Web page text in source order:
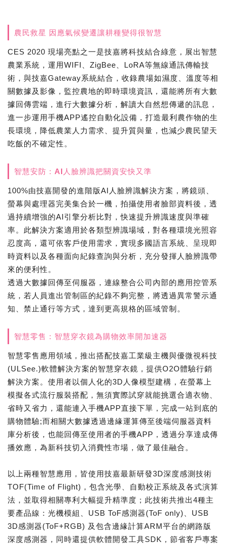
農民救星 因應氣候變遷讓耕種變得很智慧
CES 2020 現場亮點之一是技嘉將科技結合綠意，展出智慧
農業系統，運用WIFI、ZigBee、LoRA等無線通訊傳輸技
術，與技嘉Gateway系統結合，收錄農場如濕度、溫度等相
關數據及影像，監控農地的即時環境資訊，還能將所有大數
據回傳雲端，進行大數據分析，解讀大自然想傳遞的訊息，
進一步運用手機APP遙控自動化設備，打造最利農作物的生
長環境，降低農業人力需求、提升質與量，也減少農民望天
吃飯的不確定性。
智慧安防：AI人臉辨識把關資安快又準
100%由技嘉開發的進階版AI人臉辨識解決方案，將鏡頭、
螢幕與處理器完美集合於一機，拍攝使用者臉部資料後，透
過持續增強的AI引擎分析比對，快速提升辨識速度與準確
率。此解決方案適用於各類型辨識場域，對各種環境光照容
忍度高，還可依客戶使用需求，實現多國語言系統、呈現即
時資料以及各種面向紀錄查詢與分析，充分發揮人臉辨識帶
來的便利性。
透過大數據回傳至伺服器，連線整合公司內部的應用控管系
統，若人員進出管制區的紀錄不夠完整，將透過異常警示通
知、禁止通行等方式，達到更高規格的區域管制。
智慧零售：智慧穿衣鏡為購物效率開加速器
智慧零售應用領域，推出搭配技嘉工業級主機與優微視科技
(ULSee.)軟體解決方案的智慧穿衣鏡，提供O2O體驗行銷
解決方案。使用者以個人化的3D人像模型建構，在螢幕上
模擬各式流行服裝搭配，無須實際試穿就能挑選合適衣物、
省時又省力，還能連入手機APP直接下單，完成一站到底的
購物體驗;而相關大數據透過邊緣運算傳至後端伺服器資料
庫分析後，也能回傳至使用者的手機APP，透過分享達成傳
播效應，為新科技切入消費性市場，做了最佳融合。
以上兩種智慧應用，皆使用技嘉最新研發3D深度感測技術
TOF(Time of Flight)，包含光學、自動校正系統及各式演算
法，並取得相關專利大幅提升精準度；此技術共推出4種主
要產品線：光機模組、USB ToF感測器(ToF only)、USB
3D感測器(ToF+RGB) 及包含邊緣計算ARM平台的網路版
深度感測器，同時還提供軟體開發工具SDK，節省客戶專案